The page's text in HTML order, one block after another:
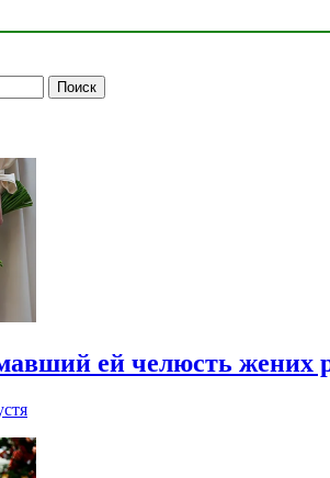
ей челюсть жених